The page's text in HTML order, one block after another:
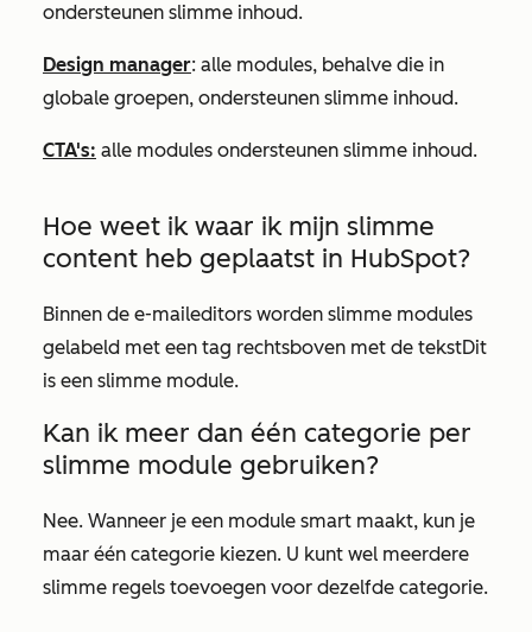
ondersteunen slimme inhoud.
Design manager: alle modules, behalve die in
globale groepen, ondersteunen slimme inhoud.
CTA's: alle modules ondersteunen slimme inhoud.
Hoe weet ik waar ik mijn slimme
content heb geplaatst in HubSpot?
Binnen de e-maileditors worden slimme modules
gelabeld met een tag rechtsboven met de tekstDit
is een slimme module.
Kan ik meer dan één categorie per
slimme module gebruiken?
Nee. Wanneer je een module smart maakt, kun je
maar één categorie kiezen. U kunt wel meerdere
slimme regels toevoegen voor dezelfde categorie.